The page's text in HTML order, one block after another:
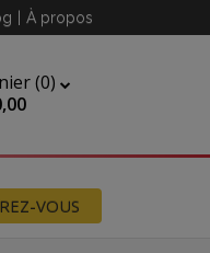
À propos
(0)
VOUS